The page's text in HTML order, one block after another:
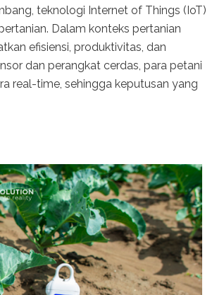
teknologi Internet of Things (IoT)
Dalam konteks pertanian
efisiensi, produktivitas, dan
dan perangkat cerdas, para petani
real-time, sehingga keputusan yang